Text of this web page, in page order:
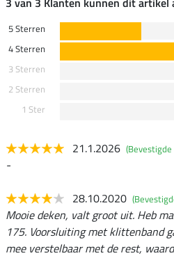
5 Sterren
4 Sterren
3 Sterren
2 Sterren
1 Ster
21.1.2026
-
28.10.2020
Mooie deken, valt groot uit. Heb
175. Voorsluiting met klittenband
mee verstelbaar met de rest,